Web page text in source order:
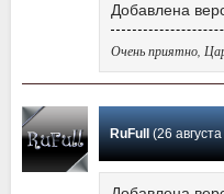
Добавлена
Очень приятно,
RuFull (26 августа